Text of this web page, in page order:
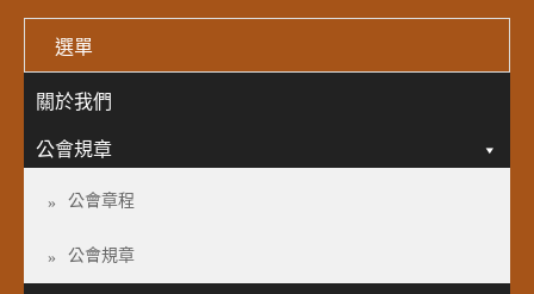
選單
關於我們
公會規章
公會章程
公會規章